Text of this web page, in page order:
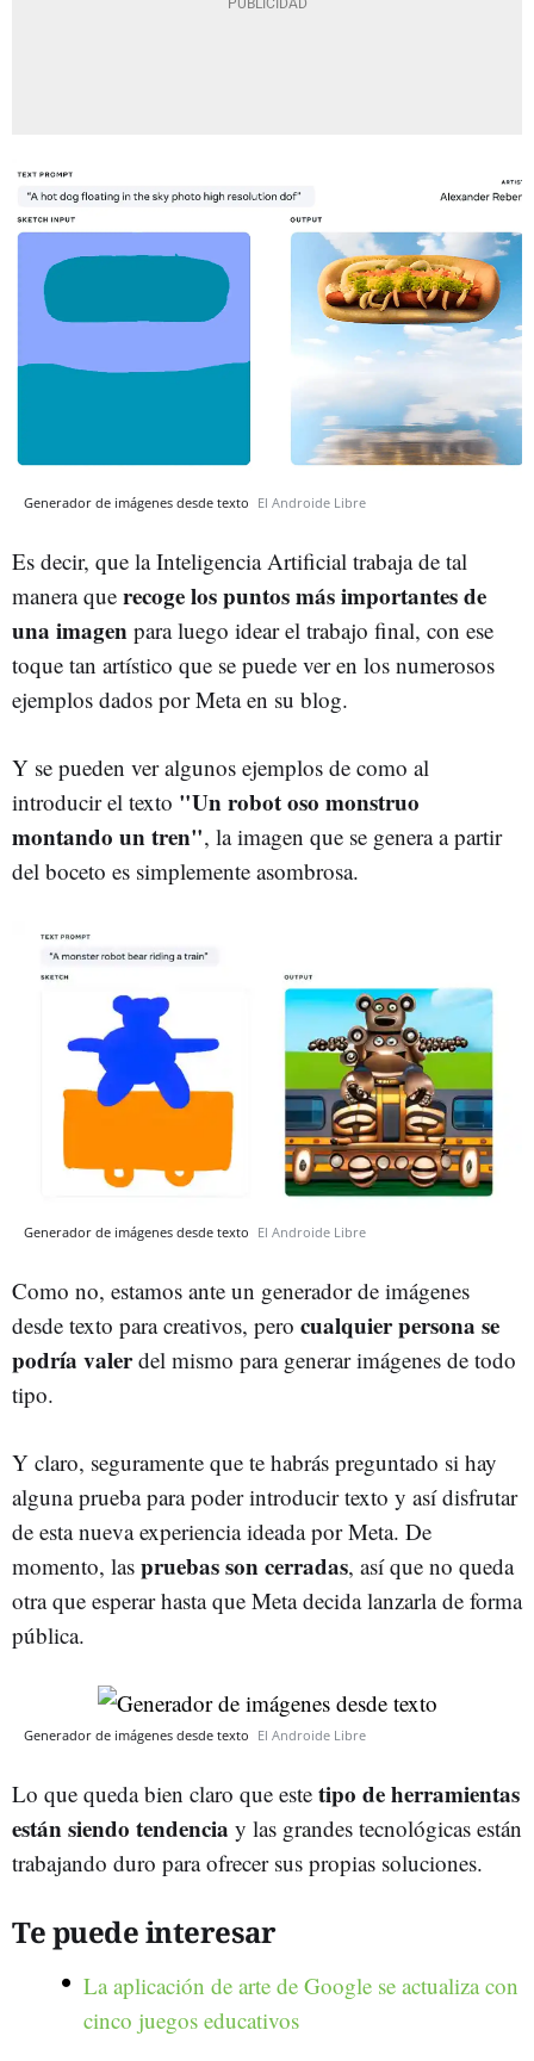
Generador de imágenes desde texto El Androide Libre
Es decir, que la Inteligencia Artificial trabaja de tal
manera que recoge los puntos más importantes de
una imagen para luego idear el trabajo final, con ese
toque tan artístico que se puede ver en los numerosos
ejemplos dados por Meta en su blog.
Y se pueden ver algunos ejemplos de como al
introducir el texto "Un robot oso monstruo
montando un tren", la imagen que se genera a partir
del boceto es simplemente asombrosa.
Generador de imágenes desde texto El Androide Libre
Como no, estamos ante un generador de imágenes
desde texto para creativos, pero cualquier persona se
podría valerdel mismo para generar imágenes de todo
tipo.
Y claro, seguramente que te habrás preguntado si hay
alguna prueba para poder introducir texto y así disfrutar
de esta nueva experiencia ideada por Meta. De
momento, las pruebas son cerradas, así que no queda
otra que esperar hasta que Meta decida lanzarla de forma
pública.
Generador de imágenes desde texto El Androide Libre
Lo que queda bien claro que este tipo de herramientas
están siendo tendencia y las grandes tecnológicas están
trabajando duro para ofrecer sus propias soluciones.
Te puede interesar
La aplicación de arte de Google se actualiza con
cinco juegos educativos